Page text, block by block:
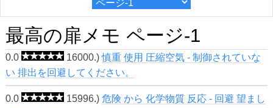
最高の扉メモ ページ-1
0.0 16000.)慎重 使用 圧縮空気 - 制御されていな
い 排出を回避してください。
0.0 15996.) 危険 から 化学物質 反応 - 回避 望まし